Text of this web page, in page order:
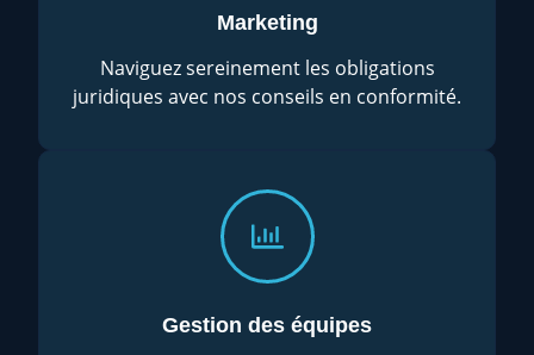
Marketing
Naviguez sereinement les obligations
juridiques avec nos conseils en conformité.
Gestion des équipes